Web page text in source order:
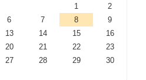
1
2
6 7 8
9
13 14 15
16
20 21 22
23
27 28 29
30